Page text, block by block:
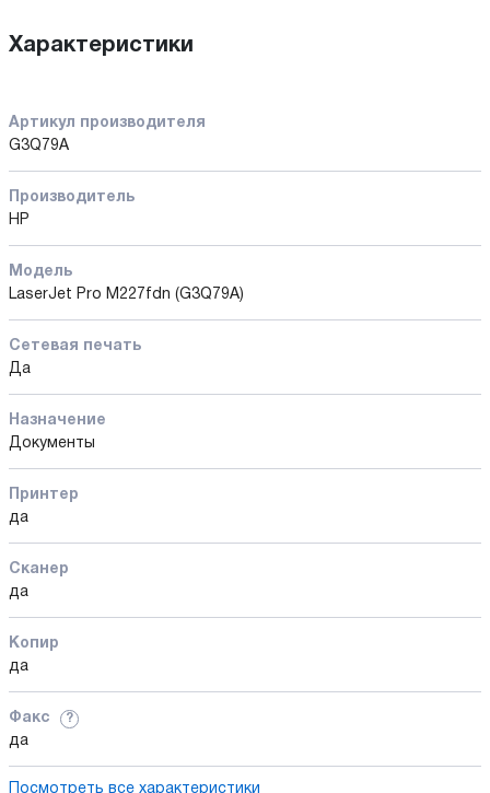
Характеристики
Артикул производителя
G3Q79A
Производитель
HP
Модель
LaserJet Pro M227fdn (G3Q79A)
Сетевая печать
Да
Назначение
Документы
Принтер
да
Сканер
да
Копир
да
Факс ?
да
Посмотреть все характеристики